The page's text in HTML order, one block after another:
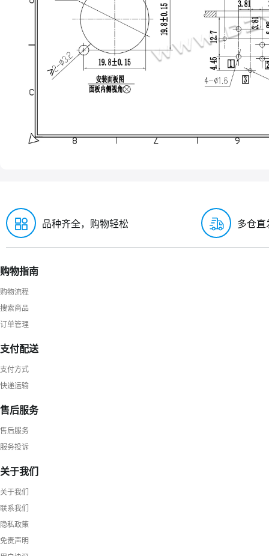
品种齐全，购物轻松 多仓直
购物指南
购物流程
搜索商品
订单管理
支付配送
支付方式
快递运输
售后服务
售后服务
服务投诉
关于我们
关于我们
联系我们
隐私政策
免责声明